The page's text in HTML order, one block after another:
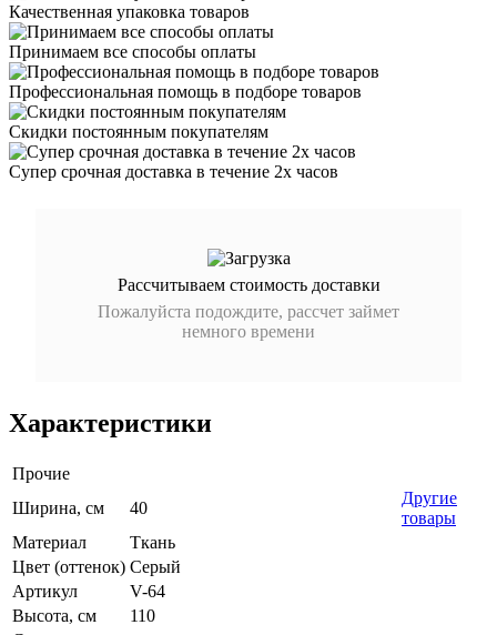
Качественная упаковка товаров
Принимаем все способы оплаты
Профессиональная помощь в подборе товаров
Скидки постоянным покупателям
Супер срочная доставка в течение 2х часов
Рассчитываем стоимость доставки
Пожалуйста подождите, рассчет займет
немного времени
Характеристики
Прочие
Ширина, см
40
Другие
товары
Материал
Ткань
Цвет (оттенок) Серый
Артикул
V-64
Высота, см
110